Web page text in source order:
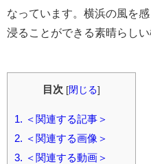
なっています。横浜の風を
浸ることができる素晴らしい
目次 [閉じる]
1. ＜関連する記事＞
2. ＜関連する画像＞
3. ＜関連する動画＞